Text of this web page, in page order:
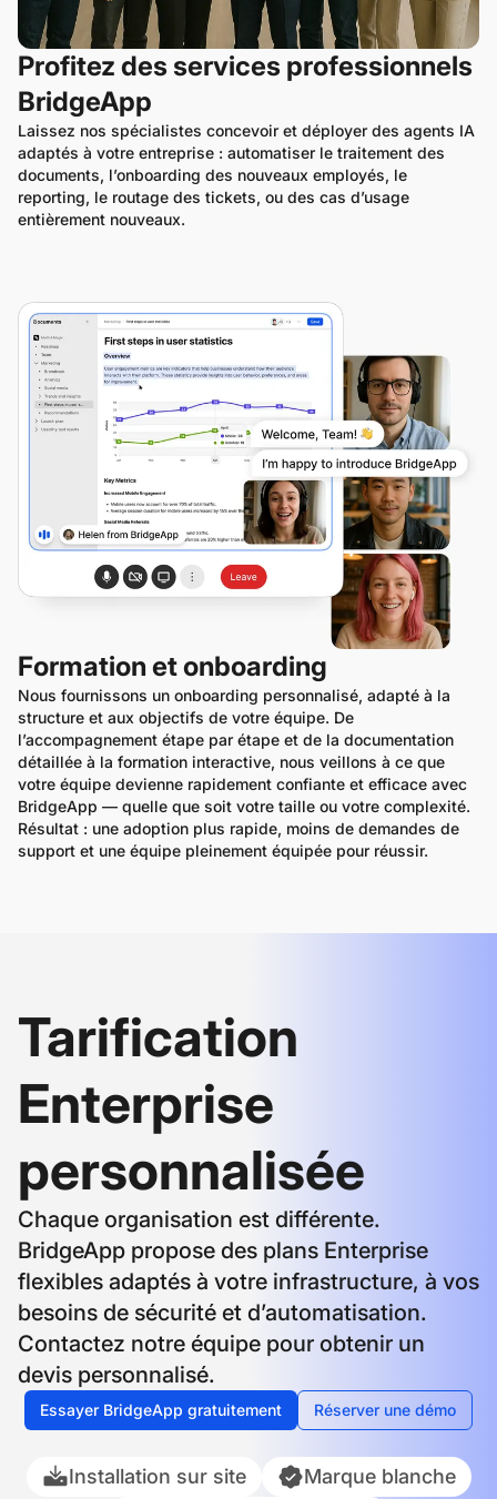
Profitez des services professionnels
BridgeApp
Laissez nos spécialistes concevoir et déployer des agents IA
adaptés à votre entreprise : automatiser le traitement des
documents, l’onboarding des nouveaux employés, le
reporting, le routage des tickets, ou des cas d’usage
entièrement nouveaux.
Formation et onboarding
Nous fournissons un onboarding personnalisé, adapté à la
structure et aux objectifs de votre équipe. De
l’accompagnement étape par étape et de la documentation
détaillée à la formation interactive, nous veillons à ce que
votre équipe devienne rapidement confiante et efficace avec
BridgeApp — quelle que soit votre taille ou votre complexité.
Résultat : une adoption plus rapide, moins de demandes de
support et une équipe pleinement équipée pour réussir.
Tarification
Enterprise
personnalisée
Chaque organisation est différente.
BridgeApp propose des plans Enterprise
flexibles adaptés à votre infrastructure, à vos
besoins de sécurité et d’automatisation.
Contactez notre équipe pour obtenir un
devis personnalisé.
Essayer BridgeApp gratuitement Réserver une démo
Installation sur site Marque blanche